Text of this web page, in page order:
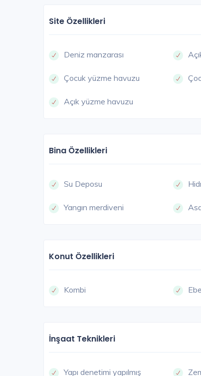
Site Özellikleri
Deniz manzarası
Çocuk yüzme havuzu
Açık yüzme havuzu
Bina Özellikleri
Su Deposu
Yangın merdiveni
Konut Özellikleri
Kombi
İnşaat Teknikleri
Yapı denetimi yapılmış